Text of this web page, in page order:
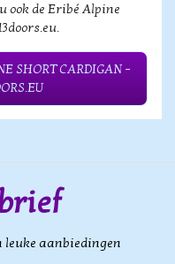
ook de Eribé Alpine
SHORT CARDIGAN –
leuke aanbiedingen